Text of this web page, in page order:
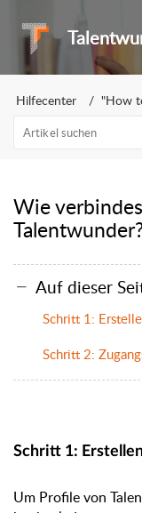
Hilfecenter "How
Wie
Auf dieser
Schritt 1:
Schritt 2:
Schritt 1:
Um Profile von